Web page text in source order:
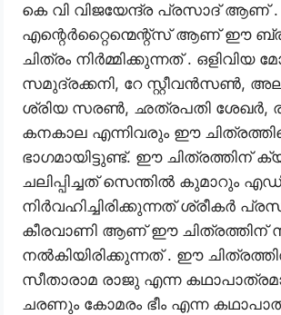
കെ വി വിജയേന്ദ്ര പ്രസാദ് ആണ് .
എന്റെർറ്റൈന്മെന്റ്സ് ആണ് ഈ
ചിത്രം നിർമ്മിക്കുന്നത് . ഒളിവിയ
സമുദ്രക്കനി, റേ സ്റ്റീവൻസൺ,
ശ്രിയ സരൺ, ഛത്രപതി ശേഖർ,
കനകാല എന്നിവരും ഈ
ഭാഗമായിട്ടുണ്ട്. ഈ ചിത്രത്തിന്
ചലിപ്പിച്ചത് സെന്തിൽ കുമാറും
നിർവഹിച്ചിരിക്കുന്നത് ശ്രീകർ
കീരവാണി ആണ് ഈ ചിത്രത്തിന്
നൽകിയിരിക്കുന്നത് . ഈ
സീതാരാമ രാജു എന്ന
ചരണും കോമരം ഭീം എന്ന